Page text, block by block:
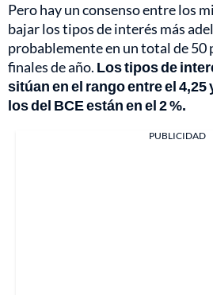
Pero hay un consenso entre los
bajar los tipos de interés más
probablemente en un total de 50
finales de año. Los tipos de
sitúan en el rango entre el 4,25
los del BCE están en el 2 %.
PUBLICIDAD